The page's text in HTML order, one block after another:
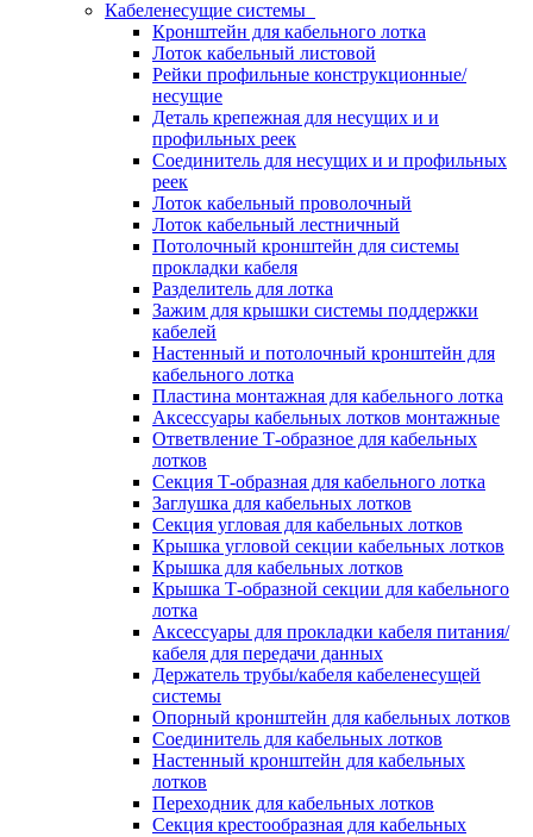
Кабеленесущие системы
Кронштейн для кабельного лотка
Лоток кабельный листовой
Рейки профильные конструкционные/
несущие
Деталь крепежная для несущих и и
профильных реек
Соединитель для несущих и и профильных
реек
Лоток кабельный проволочный
Лоток кабельный лестничный
Потолочный кронштейн для системы
прокладки кабеля
Разделитель для лотка
Зажим для крышки системы поддержки
кабелей
Настенный и потолочный кронштейн для
кабельного лотка
Пластина монтажная для кабельного лотка
Аксессуары кабельных лотков монтажные
Ответвление Т-образное для кабельных
лотков
Секция Т-образная для кабельного лотка
Заглушка для кабельных лотков
Секция угловая для кабельных лотков
Крышка угловой секции кабельных лотков
Крышка для кабельных лотков
Крышка Т-образной секции для кабельного
лотка
Аксессуары для прокладки кабеля питания/
кабеля для передачи данных
Держатель трубы/кабеля кабеленесущей
системы
Опорный кронштейн для кабельных лотков
Соединитель для кабельных лотков
Настенный кронштейн для кабельных
лотков
Переходник для кабельных лотков
Секция крестообразная для кабельных